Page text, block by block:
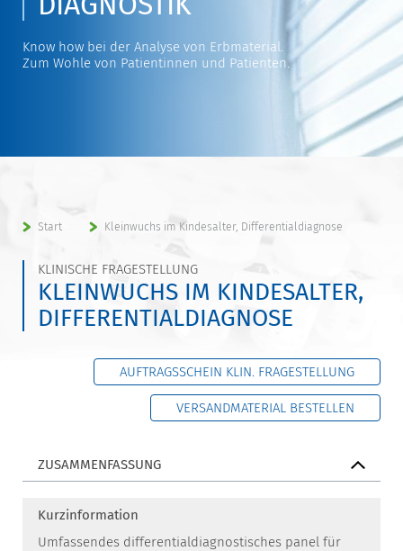
Know how bei der Analyse von Erbmaterial.
Zum Wohle von Patientinnen und Patienten.
Start Kleinwuchs im Kindesalter, Differentialdiagnose
KLINISCHE FRAGESTELLUNG
KLEINWUCHS IM KINDESALTER,
DIFFERENTIALDIAGNOSE
AUFTRAGSSCHEIN KLIN. FRAGESTELLUNG
VERSANDMATERIAL BESTELLEN
ZUSAMMENFASSUNG
Kurzinformation
Umfassendes differentialdiagnostisches panel für